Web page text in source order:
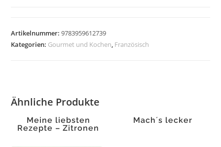
Menge
Artikelnummer:9783959612739
Kategorien: Gourmet und Kochen Französisch
Ähnliche Produkte
Meine liebsten
Rezepte – Zitronen
Mach´s lecker